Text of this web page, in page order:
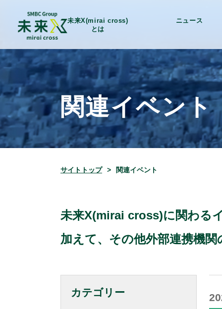
未来X(mirai cross)
とは
ニュース
関連イベント
サイトトップ 関連イベント
未来X(mirai cross)に関わる
加えて、その他外部連携機
カテゴリー